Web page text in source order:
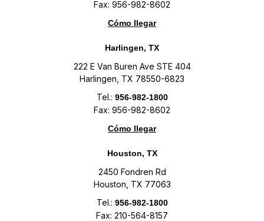
Fax: 956-982-8602
Cómo llegar
Harlingen, TX
222 E Van Buren Ave STE 404
Harlingen, TX 78550-6823
Tel.: 956-982-1800
Fax: 956-982-8602
Cómo llegar
Houston, TX
2450 Fondren Rd
Houston, TX 77063
Tel.: 956-982-1800
Fax: 210-564-8157